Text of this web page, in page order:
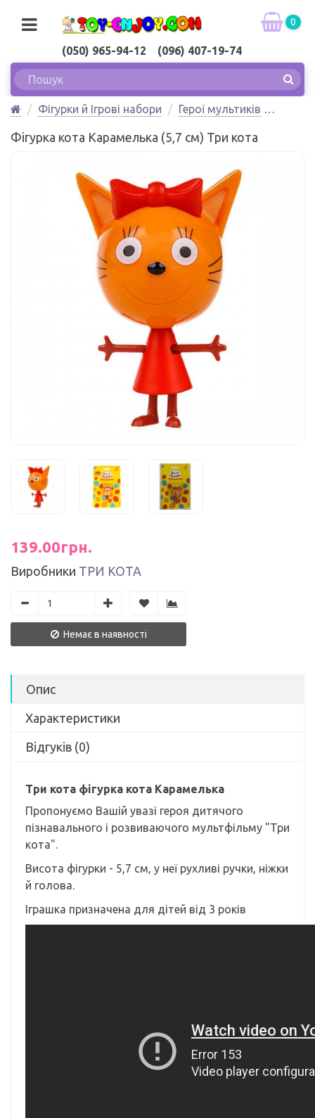
(050) 965-94-12 (096) 407-19-74
0
Фігурки й Ігрові набори
Герої мультиків
Фігурка кота Карамелька (5,7 см) Три кота
139.00грн.
Виробники ТРИ КОТА
Немає в наявності
Опис
Характеристики
Відгуків (0)
Три кота фігурка кота Карамелька
Пропонуємо Вашій увазі героя дитячого
пізнавального і розвиваючого мультфільму "Три
кота".
Висота фігурки - 5,7 см, у неї рухливі ручки, ніжки
й голова.
Іграшка призначена для дітей від 3 років